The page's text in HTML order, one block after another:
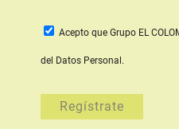
Acepto que Grupo EL
del Datos Personal.